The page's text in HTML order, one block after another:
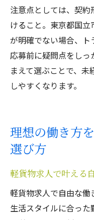
注意点としては、契
けること。東京都国
が明確でない場合、ト
応募前に疑問点をし
まえて選ぶことで、
しやすくなります。
理想の働き方
選び方
軽貨物求人で叶える
軽貨物求人で自由な
生活スタイルに合った